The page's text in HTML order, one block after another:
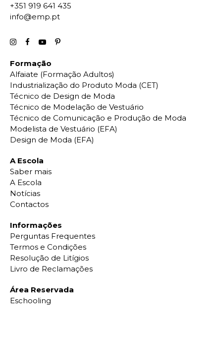
+351 919 641 435
info@emp.pt
Formação
Alfaiate (Formação Adultos)
Industrialização do Produto Moda (CET)
Técnico de Design de Moda
Técnico de Modelação de Vestuário
Técnico de Comunicação e Produção de Moda
Modelista de Vestuário (EFA)
Design de Moda (EFA)
A Escola
Saber mais
A Escola
Notícias
Contactos
Informações
Perguntas Frequentes
Termos e Condições
Resolução de Litígios
Livro de Reclamações
Área Reservada
Eschooling